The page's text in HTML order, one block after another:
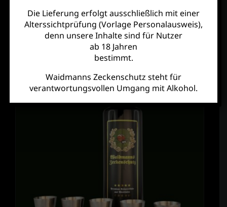
Die Lieferung erfolgt ausschließlich mit einer
Alterssichtprüfung (Vorlage Personalausweis),
denn unsere Inhalte sind für Nutzer
ab 18 Jahren
bestimmt.
Waidmanns Zeckenschutz steht für
verantwortungsvollen Umgang mit Alkohol.